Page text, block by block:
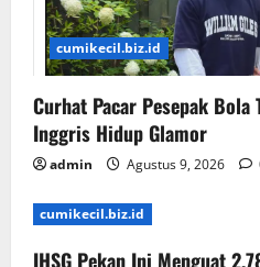
cumikecil.biz.id
Curhat Pacar Pesepak Bola
Inggris Hidup Glamor
admin Agustus 9, 2026
cumikecil.biz.id
IHSG Pekan Ini Menguat